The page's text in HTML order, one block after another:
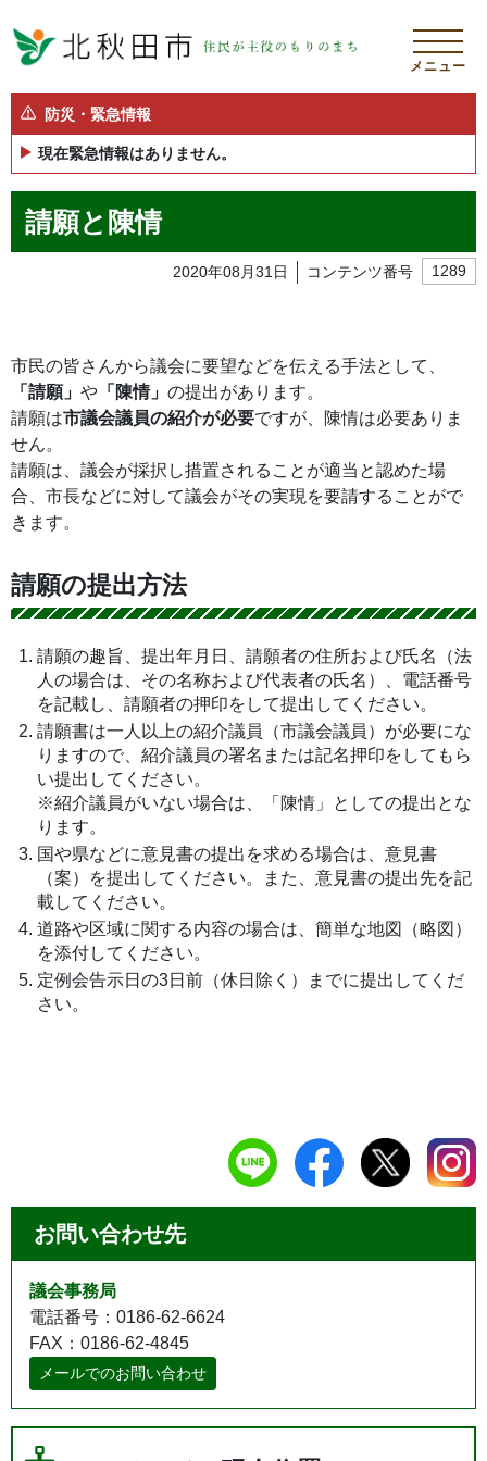
メニュー
防災・緊急情報
現在緊急情報はありません。
請願と陳情
2020年08月31日 コンテンツ番号 1289
市民の皆さんから議会に要望などを伝える手法として、
「請願」 や 「陳情」 の提出があります。
請願は市議会議員の紹介が必要ですが、陳情は必要ありま
せん。
請願は、議会が採択し措置されることが適当と認めた場
合、市長などに対して議会がその実現を要請することがで
きます。
請願の提出方法
請願の趣旨、提出年月日、請願者の住所および氏名（法
人の場合は、その名称および代表者の氏名）、電話番号
を記載し、請願者の押印をして提出してください。
請願書は一人以上の紹介議員（市議会議員）が必要にな
りますので、紹介議員の署名または記名押印をしてもら
い提出してください。
※紹介議員がいない場合は、「陳情」としての提出とな
ります。
国や県などに意見書の提出を求める場合は、意見書
（案）を提出してください。また、意見書の提出先を記
載してください。
道路や区域に関する内容の場合は、簡単な地図（略図）
を添付してください。
定例会告示日の3日前（休日除く）までに提出してくだ
さい。
お問い合わせ先
議会事務局
電話番号：0186-62-6624
FAX：0186-62-4845
メールでのお問い合わせ